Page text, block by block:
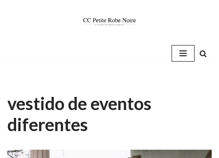
vestido de eventos
diferentes